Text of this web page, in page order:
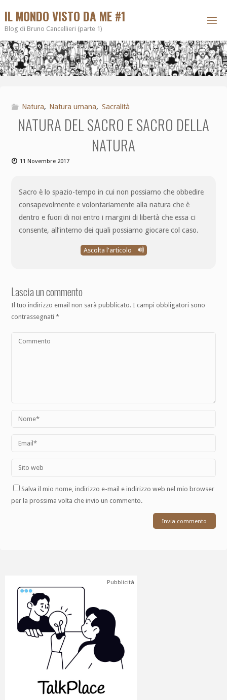
IL MONDO VISTO DA ME #1
Blog di Bruno Cancellieri (parte 1)
Natura, Natura umana, Sacralità
NATURA DEL SACRO E SACRO DELLA
NATURA
11 Novembre 2017
Sacro è lo spazio-tempo in cui non possiamo che obbedire
consapevolmente e volontariamente alla natura che è
dentro e fuori di noi entro i margini di libertà che essa ci
consente, all’interno dei quali possiamo giocare col caso.
Ascolta l'articolo
Lascia un commento
Il tuo indirizzo email non sarà pubblicato. I campi obbligatori sono
contrassegnati*
Salva il mio nome, indirizzo e-mail e indirizzo web nel mio browser
per la prossima volta che invio un commento.
Pubblicità